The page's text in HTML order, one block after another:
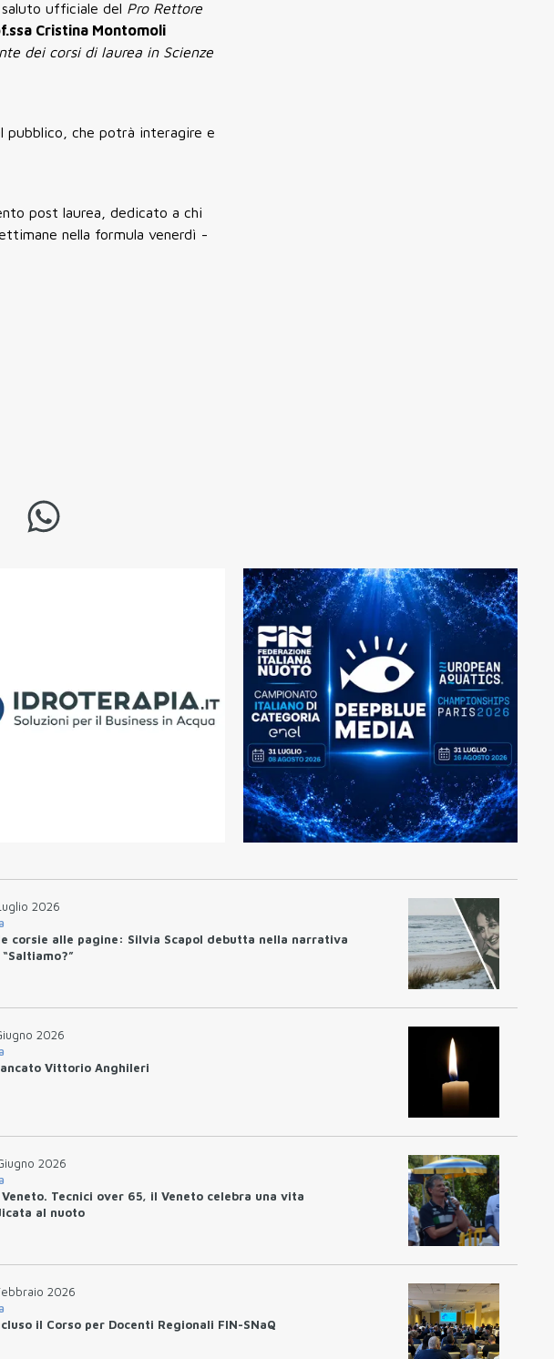
ufficiale del Pro Rettore
Cristina Montomoli
dei corsi di laurea in Scienze
pubblico, che potrà interagire e
post laurea, dedicato a chi
nella formula venerdì -
2026
corsie alle pagine: Silvia Scapol debutta nella narrativa
“Saltiamo?”
2026
Vittorio Anghileri
2026
Veneto. Tecnici over 65, il Veneto celebra una vita
al nuoto
2026
il Corso per Docenti Regionali FIN-SNaQ